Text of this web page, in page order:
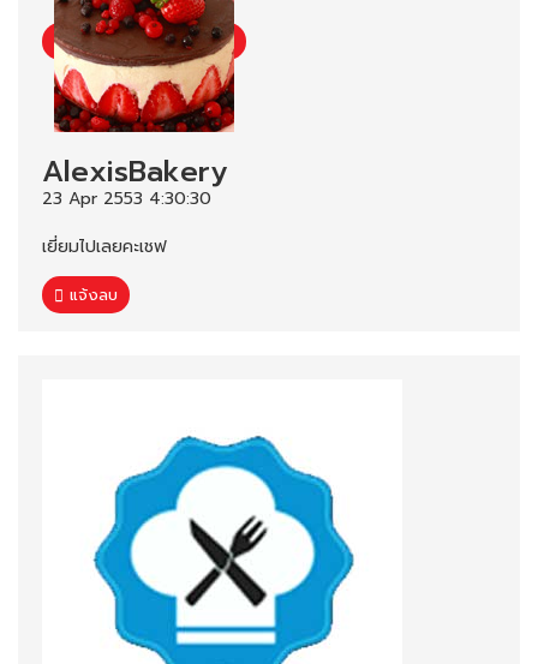
AlexisBakery
23 Apr 2553 4:30:30
เยี่ยมไปเลยคะเชฟ
แจ้งลบ